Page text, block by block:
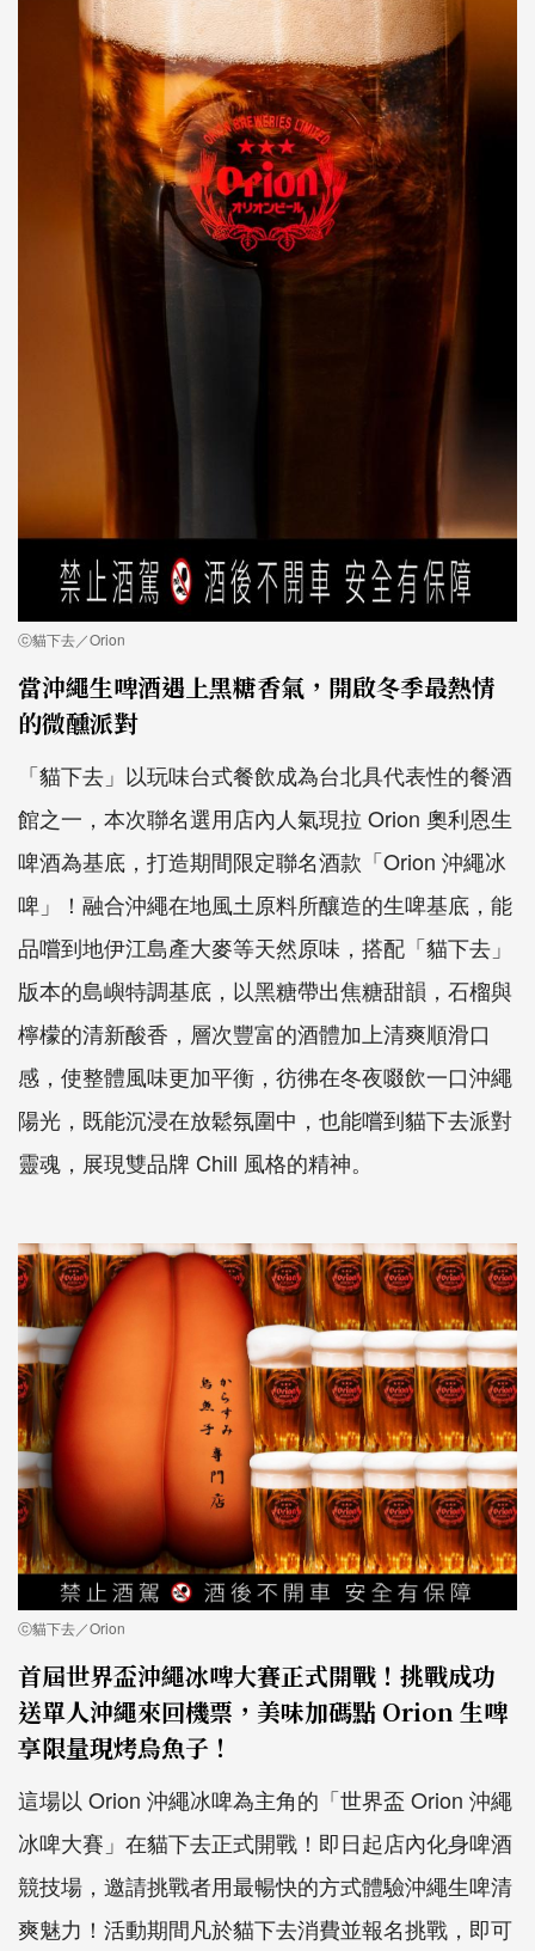
ⓒ貓下去／Orion
當沖繩生啤酒遇上黑糖香氣，開啟冬季最熱情
的微醺派對
「貓下去」以玩味台式餐飲成為台北具代表性的餐酒
館之一，本次聯名選用店內人氣現拉 Orion 奧利恩生
啤酒為基底，打造期間限定聯名酒款「Orion 沖繩冰
啤」！融合沖繩在地風土原料所釀造的生啤基底，能
品嚐到地伊江島產大麥等天然原味，搭配「貓下去」
版本的島嶼特調基底，以黑糖帶出焦糖甜韻，石榴與
檸檬的清新酸香，層次豐富的酒體加上清爽順滑口
感，使整體風味更加平衡，彷彿在冬夜啜飲一口沖繩
陽光，既能沉浸在放鬆氛圍中，也能嚐到貓下去派對
靈魂，展現雙品牌 Chill 風格的精神。
ⓒ貓下去／Orion
首屆世界盃沖繩冰啤大賽正式開戰！挑戰成功
送單人沖繩來回機票，美味加碼點 Orion 生啤
享限量現烤烏魚子！
這場以 Orion 沖繩冰啤為主角的「世界盃 Orion 沖繩
冰啤大賽」在貓下去正式開戰！即日起店內化身啤酒
競技場，邀請挑戰者用最暢快的方式體驗沖繩生啤清
爽魅力！活動期間凡於貓下去消費並報名挑戰，即可